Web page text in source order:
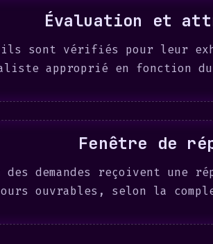
Évaluation et
sont vérifiés pour leur
approprié en fonction
Fenêtre de
demandes reçoivent une
ouvrables, selon la